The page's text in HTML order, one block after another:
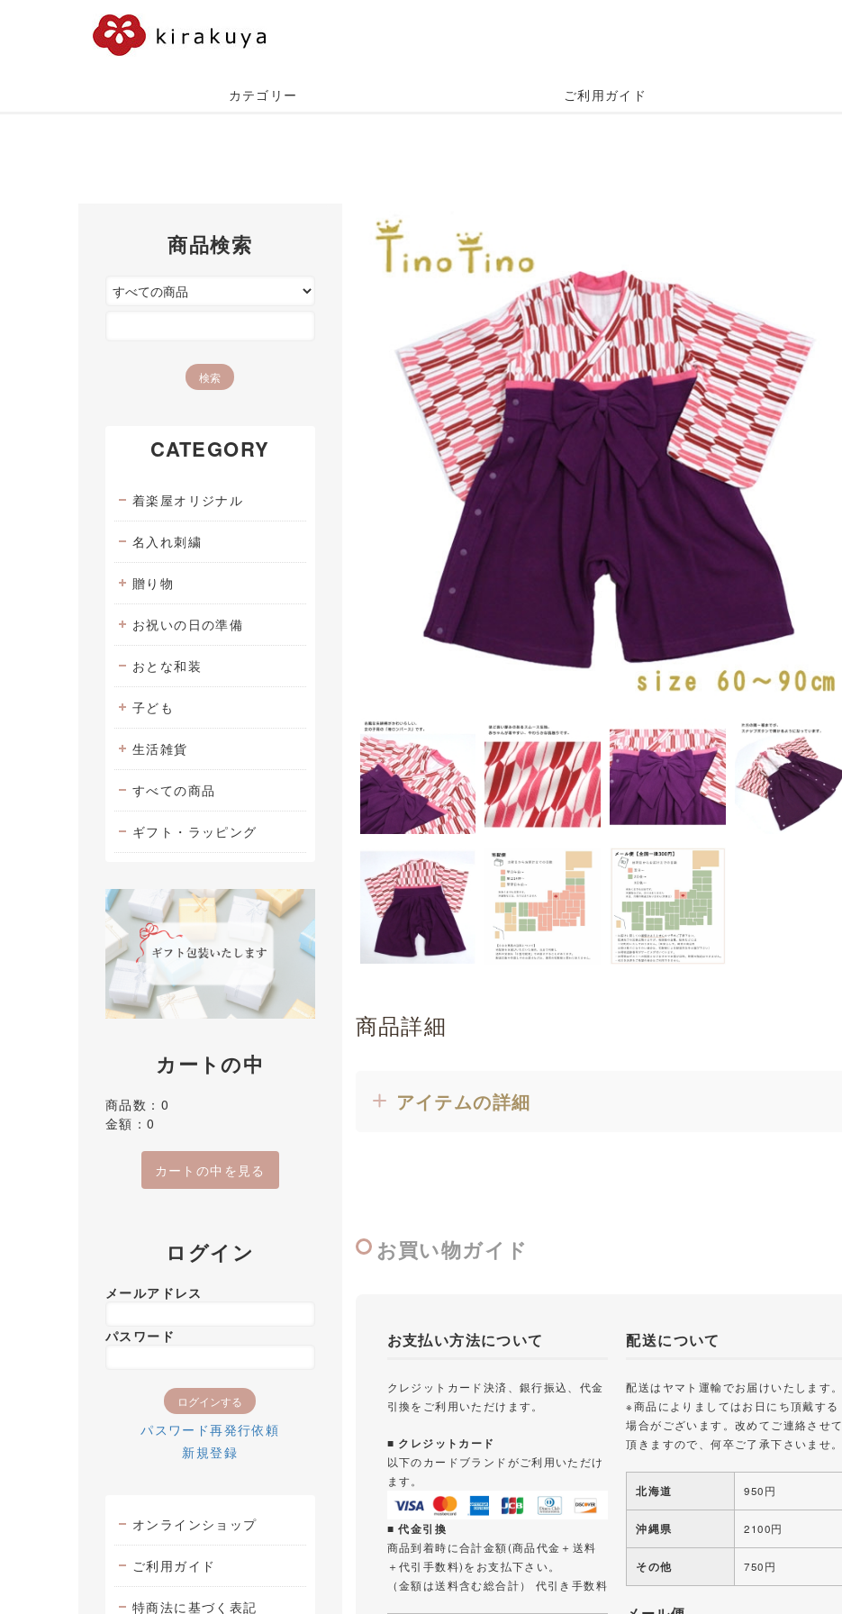
カテゴリー ご利用ガイド
商品検索
CATEGORY
着楽屋オリジナル
名入れ刺繍
贈り物
お祝いの日の準備
おとな和装
子ども
生活雑貨
すべての商品
ギフト・ラッピング
カートの中
商品数：0
金額：0
カートの中を見る
ログイン
メールアドレス
パスワード
パスワード再発行依頼
新規登録
オンラインショップ
ご利用ガイド
特商法に基づく表記
商品詳細
アイテムの詳細
お買い物ガイド
お支払い方法について
クレジットカード決済、銀行振込、代金
引換をご利用いただけます。
■ クレジットカード
以下のカードブランドがご利用いただけ
ます。
■ 代金引換
商品到着時に合計金額(商品代金＋送料
＋代引手数料)をお支払下さい。
（金額は送料含む総合計） 代引き手数料
配送について
配送はヤマト運輸でお届けいたします。
※商品によりましてはお日にち頂戴する
場合がございます。改めてご連絡させて
頂きますので、何卒ご了承下さいませ。
北海道 950円
沖縄県 2100円
その他 750円